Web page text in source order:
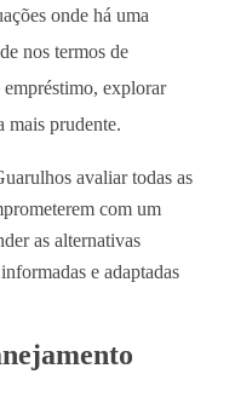
onde há uma
nos termos de
explorar
mais prudente.
avaliar todas as
com um
as alternativas
e adaptadas